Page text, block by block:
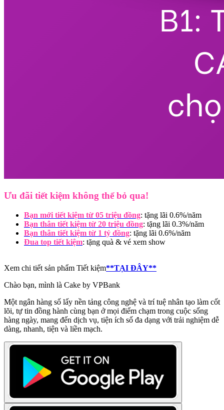
Ưu đãi tiết kiệm không thể bỏ qua!
Bạn mới tiết kiệm từ 05 triệu đồng: tặng lãi 0.6%/năm
Bạn thân tiết kiệm từ 20 triệu đồng: tặng lãi 0.3%/năm
Bạn thân tiết kiệm từ 1 tỷ đồng: tặng lãi 0.6%/năm
Đua top tiết kiệm: tặng quà & vé xem show
Xem chi tiết sản phẩm Tiết kiệm**TẠI ĐÂY**
Chào bạn, mình là Cake by VPBank
Một ngân hàng số lấy nền tảng công nghệ và trí tuệ nhân tạo làm cốt
lõi, tự tin đồng hành cùng bạn ở mọi điểm chạm trong cuộc sống
hàng ngày, mang đến dịch vụ, tiện ích số đa dạng với trải nghiệm dễ
dàng, nhanh, tiện và liền mạch.